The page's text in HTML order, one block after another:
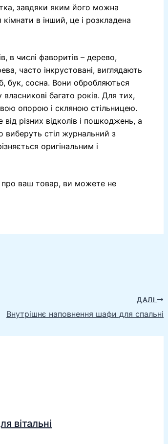
завдяки яким його можна
в інший, це і розкладена
в числі фаворитів – дерево,
часто інкрустовані, виглядають
бук, сосна. Вони обробляються
багато років. Для тих,
опорою і скляною стільницею.
різних відколів і пошкоджень, а
виберуть стіл журнальний з
оригінальним і
про ваш товар, ви можете не
ДАЛІ
Внутрішнє наповнення шафи для спальні
вітальні